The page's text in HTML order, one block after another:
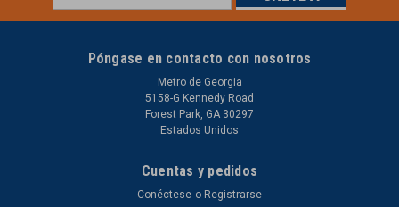
de
Póngase en contacto con nosotros
Metro de Georgia
5158-G Kennedy Road
Forest Park, GA 30297
Estados Unidos
Cuentas y pedidos
Conéctese o Registrarse